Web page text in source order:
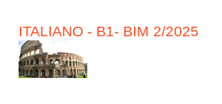
ITALIANO - B1- BIM 2/2025